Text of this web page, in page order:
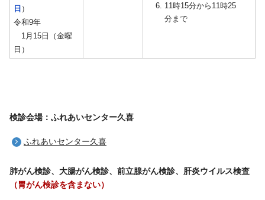
日 ）
令和9年
1月15日（金曜
日）
11時15分から11時25
分まで
検診会場：ふれあいセンター久喜
ふれあいセンター久喜
肺がん検診、大腸がん検診、前立腺がん検診、肝炎ウイルス検査
（胃がん検診を含まない）